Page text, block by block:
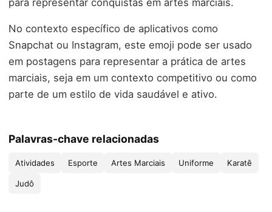
No contexto específico de aplicativos como
Snapchat ou Instagram, este emoji pode ser usado
em postagens para representar a prática de artes
marciais, seja em um contexto competitivo ou como
parte de um estilo de vida saudável e ativo.
Palavras-chave relacionadas
Atividades Esporte Artes Marciais Uniforme Karatê
Judô